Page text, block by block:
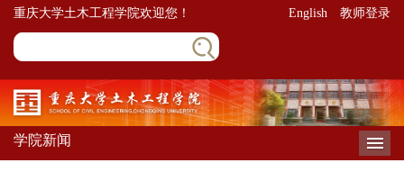
重庆大学土木工程学院欢迎您！ English 教师登录
学院新闻